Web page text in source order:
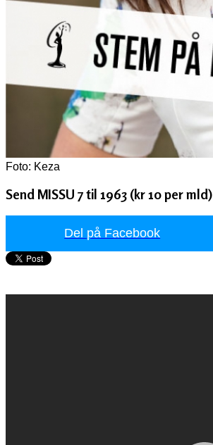
Foto: Keza
Send MISSU 7 til 1963 (kr 10 per mld)
Del på Facebook